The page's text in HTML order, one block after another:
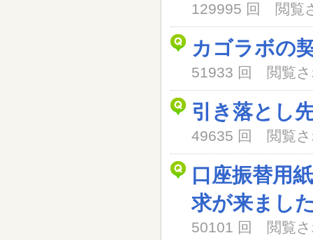
129995 回 閲覧
カゴラボの
51933 回 閲覧
引き落とし
49635 回 閲覧
口座振替用
求が来まし
50101 回 閲覧